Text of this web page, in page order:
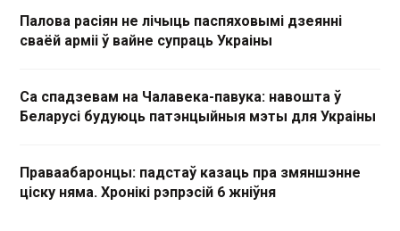
Палова расіян не лічыць паспяховымі дзеянні
сваёй арміі ў вайне супраць Украіны
Са спадзевам на Чалавека-павука: навошта ў
Беларусі будуюць патэнцыйныя мэты для Украіны
Праваабаронцы: падстаў казаць пра змяншэнне
ціску няма. Хронікі рэпрэсій 6 жніўня